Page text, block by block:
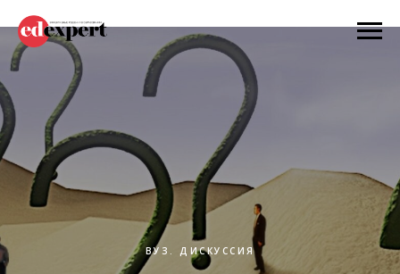
ВУЗ. ДИСКУССИЯ